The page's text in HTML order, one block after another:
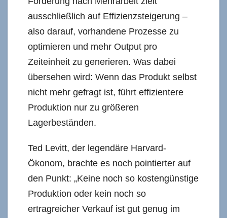
ausschließlich auf Effizienzsteigerung –
also darauf, vorhandene Prozesse zu
optimieren und mehr Output pro
Zeiteinheit zu generieren. Was dabei
übersehen wird: Wenn das Produkt selbst
nicht mehr gefragt ist, führt effizientere
Produktion nur zu größeren
Lagerbeständen.
Ted Levitt, der legendäre Harvard-
Ökonom, brachte es noch pointierter auf
den Punkt: „Keine noch so kostengünstige
Produktion oder kein noch so
ertragreicher Verkauf ist gut genug im